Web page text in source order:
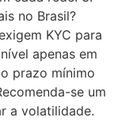
no Brasil?
KYC para
apenas em
prazo mínimo
se um
a volatilidade.